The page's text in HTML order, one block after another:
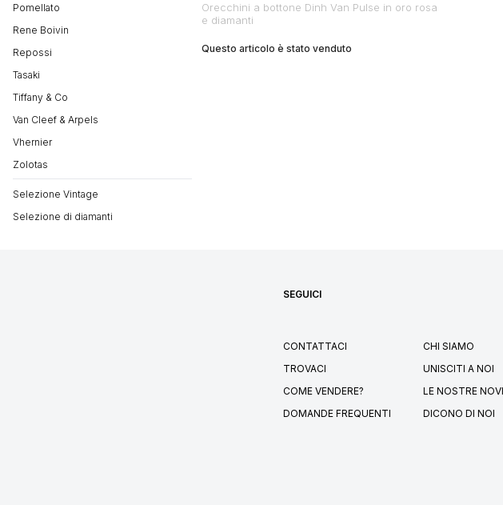
Pomellato
Rene Boivin
Repossi
Tasaki
Tiffany & Co
Van Cleef & Arpels
Vhernier
Zolotas
Selezione Vintage
Selezione di diamanti
Orecchini a bottone Dinh Van Pulse in oro rosa
e diamanti
Questo articolo è stato venduto
SEGUICI
CONTATTACI
TROVACI
COME VENDERE?
DOMANDE FREQUENTI
CHI SIAMO
UNISCITI A NOI
LE NOSTRE
DICONO DI NOI